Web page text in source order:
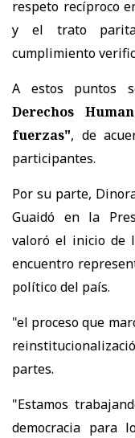
respeto recíproco
y el trato
cumplimiento
A estos puntos
Derechos
fuerzas", de
participantes.
Por su parte,
Guaidó en la
valoró el inicio de
encuentro
político del país.
"el proceso que
partes.
"Estamos
democracia para